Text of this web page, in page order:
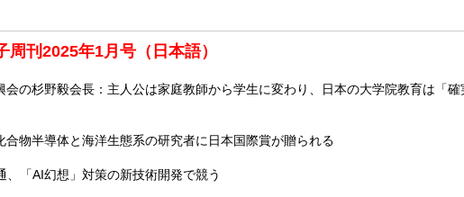
周刊2025年1月号（日本語）
会の杉野毅会長：主人公は家庭教師から学生に変わり、日本の大学院教育は「確
合物半導体と海洋生態系の研究者に日本国際賞が贈られる
、「AI幻想」対策の新技術開発で競う